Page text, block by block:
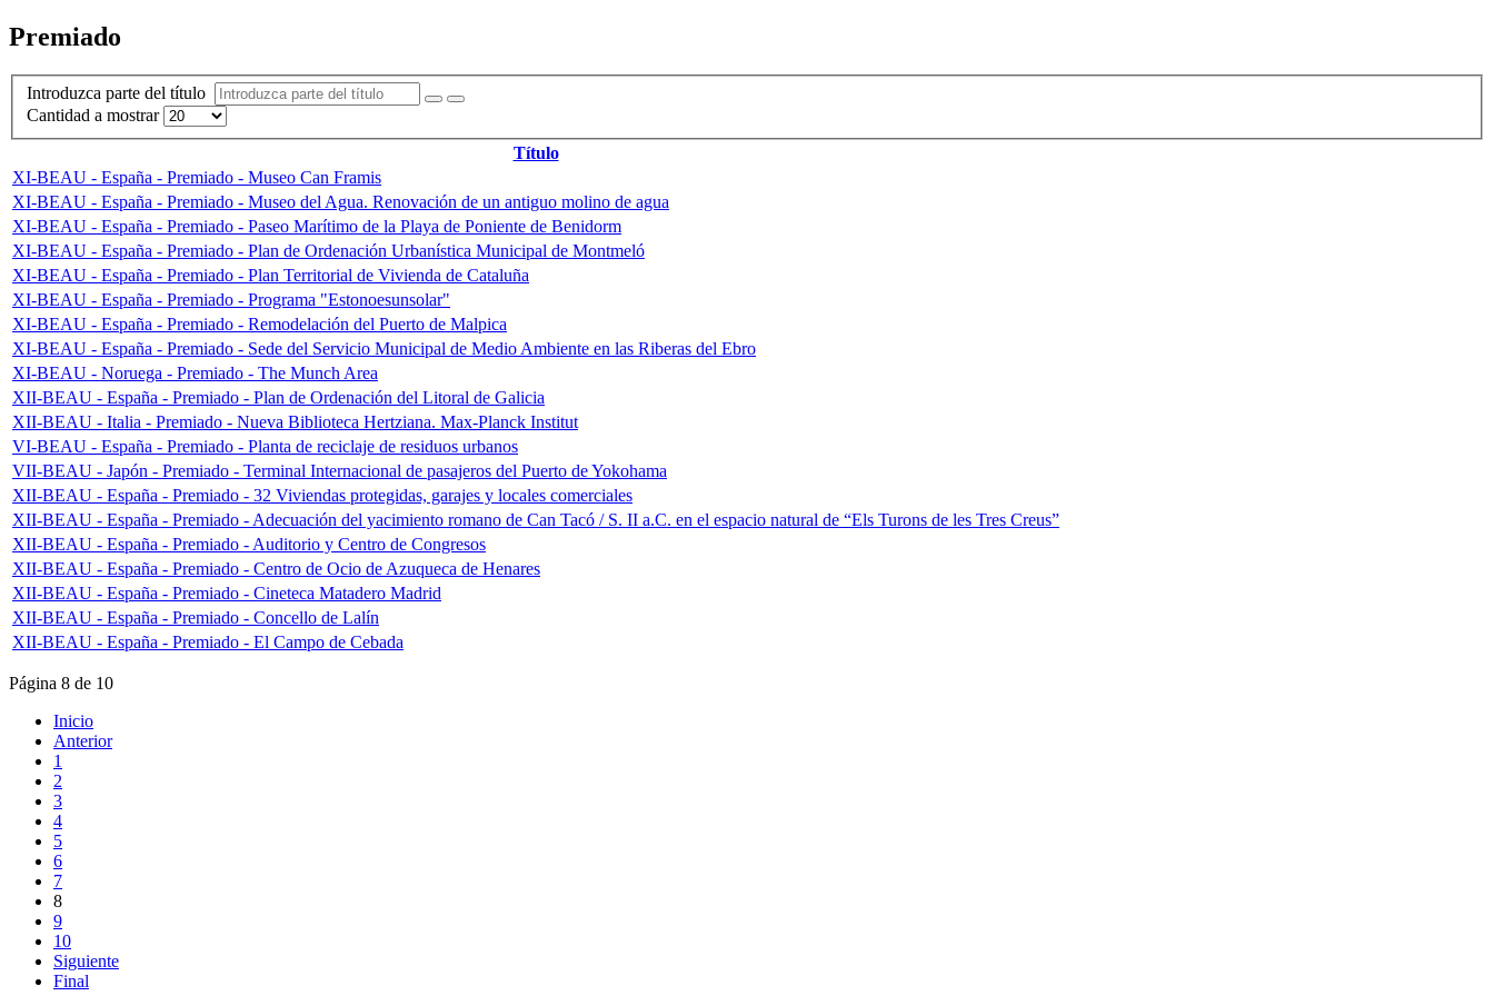
Premiado
Introduzca parte del título
Cantidad a mostrar
Título
XI-BEAU - España - Premiado - Museo Can Framis
XI-BEAU - España - Premiado - Museo del Agua. Renovación de un antiguo molino de agua
XI-BEAU - España - Premiado - Paseo Marítimo de la Playa de Poniente de Benidorm
XI-BEAU - España - Premiado - Plan de Ordenación Urbanística Municipal de Montmeló
XI-BEAU - España - Premiado - Plan Territorial de Vivienda de Cataluña
XI-BEAU - España - Premiado - Programa "Estonoesunsolar"
XI-BEAU - España - Premiado - Remodelación del Puerto de Malpica
XI-BEAU - España - Premiado - Sede del Servicio Municipal de Medio Ambiente en las Riberas del Ebro
XI-BEAU - Noruega - Premiado - The Munch Area
XII-BEAU - España - Premiado - Plan de Ordenación del Litoral de Galicia
XII-BEAU - Italia - Premiado - Nueva Biblioteca Hertziana. Max-Planck Institut
VI-BEAU - España - Premiado - Planta de reciclaje de residuos urbanos
VII-BEAU - Japón - Premiado - Terminal Internacional de pasajeros del Puerto de Yokohama
XII-BEAU - España - Premiado - 32 Viviendas protegidas, garajes y locales comerciales
XII-BEAU - España - Premiado - Adecuación del yacimiento romano de Can Tacó / S. II a.C. en el espacio natural de “Els Turons de les Tres Creus”
XII-BEAU - España - Premiado - Auditorio y Centro de Congresos
XII-BEAU - España - Premiado - Centro de Ocio de Azuqueca de Henares
XII-BEAU - España - Premiado - Cineteca Matadero Madrid
XII-BEAU - España - Premiado - Concello de Lalín
XII-BEAU - España - Premiado - El Campo de Cebada
Página 8 de 10
Inicio
Anterior
1
2
3
4
5
6
7
8
9
10
Siguiente
Final